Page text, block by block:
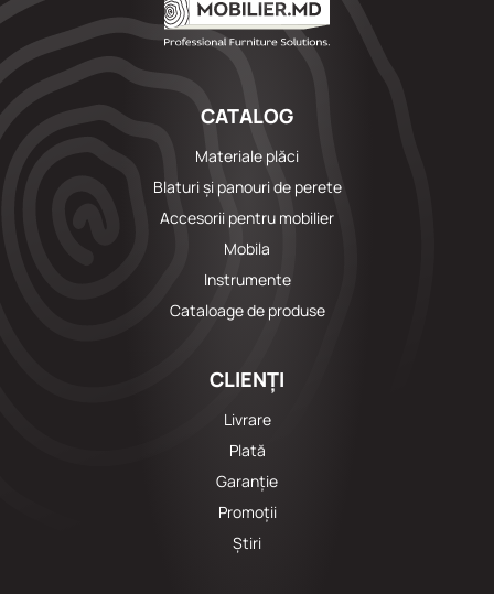
CATALOG
Materiale plăci
Blaturi și panouri de perete
Accesorii pentru mobilier
Mobila
Instrumente
Cataloage de produse
CLIENȚI
Livrare
Plată
Garanție
Promoții
Știri